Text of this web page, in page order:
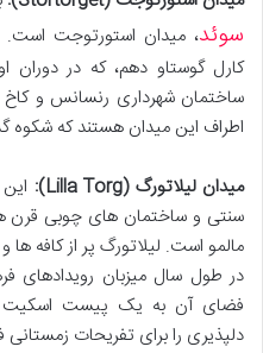
سوئد، میدان استورتوجت است.
کارل گوستاو دهم، که در دوران
ساختمان شهرداری رنسانس و کاخ
اطراف این میدان هستند که شکوه
میدان لیلاتورگ (Lilla Torg):
سنتی و ساختمان های چوبی قرن
مالمو است. لیلاتورگ پر از
در طول سال میزبان رویدادهای
فضای آن به یک پیست
دلپذیری را برای تفریحات زمستانی